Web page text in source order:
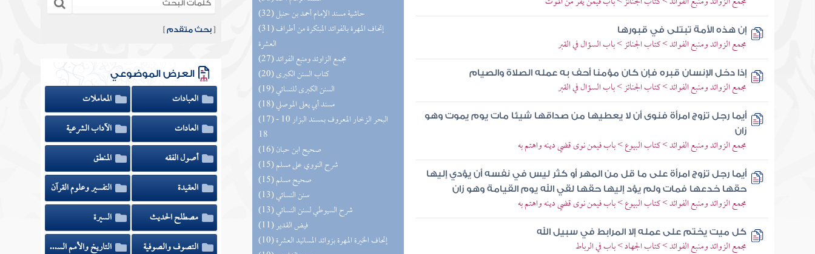
(32) حاشية مسند الإمام أحمد بن حنبل
(31) إتحاف المهرة بالفوائد المبتكرة من أطراف
العشرة
(27) مجمع الزاوئد ومنبع الفوائد
(20) كتاب السنن الكبرى
(19) السنن الكبرى للنسائي
(18) مسند أبي يعلى الموصلي
(17) البحر الزخار المعروف بمسند البزار 10 -
18
(16) صحيح ابن حبان
(15) شرح النووي على مسلم
(15) صحيح مسلم
(13) سنن النسائي
(13) شرح السيوطي لسنن النسائي
(11) فيض القدير
(10) إتحاف الخيرة المهرة بزوائد المسانيد العشرة
إن هذه الأمة تبتلى في قبورها
مجمع الزوائد ومنبع الفوائد > كتاب الجنائز > باب السؤال في القبر
إذا دخل الإنسان قبره فإن كان مؤمنا أحف به عمله الصلاة والصيام
مجمع الزوائد ومنبع الفوائد > كتاب الجنائز > باب السؤال في القبر
أيما رجل تزوج امرأة فنوى أن لا يعطيها من صداقها شيئا مات يوم يموت وهو
زان
مجمع الزوائد ومنبع الفوائد > كتاب البيوع > باب فيمن نوى قضي دينه واهتم به
أيما رجل تزوج امرأة على ما قل من المهر أو كثر ليس في نفسه أن يؤدي إليها
حقها خدعها فمات ولم يؤد إليها حقها لقي الله يوم القيامة وهو زان
مجمع الزوائد ومنبع الفوائد > كتاب البيوع > باب فيمن نوى قضي دينه واهتم به
كل ميت يختم على عمله إلا المرابط في سبيل الله
مجمع الزوائد ومنبع الفوائد > كتاب الجهاد > باب في الرباط
[بحث متقدم ]
العرض الموضوعي
العبادات
المعاملات
العادات
الآداب الشرعية
أصول الفقه
المنطق
العقيدة
التفسير وعلوم القرآن
مصطلح الحديث
السيرة
التصوف والصوفية
التاريخ والأمم السابقة